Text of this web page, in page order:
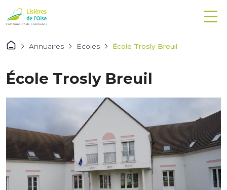
Annuaires Ecoles École Trosly Breuil
École Trosly Breuil